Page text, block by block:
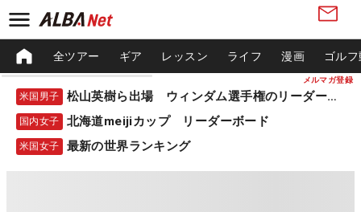
メルマガ登録
全ツアー ギア レッスン ライフ 漫画 ゴル
米国男子 松山英樹ら出場 ウィンダム選手権のリーダーボード
国内女子 北海道meijiカップ リーダーボード
米国女子 最新の世界ランキング